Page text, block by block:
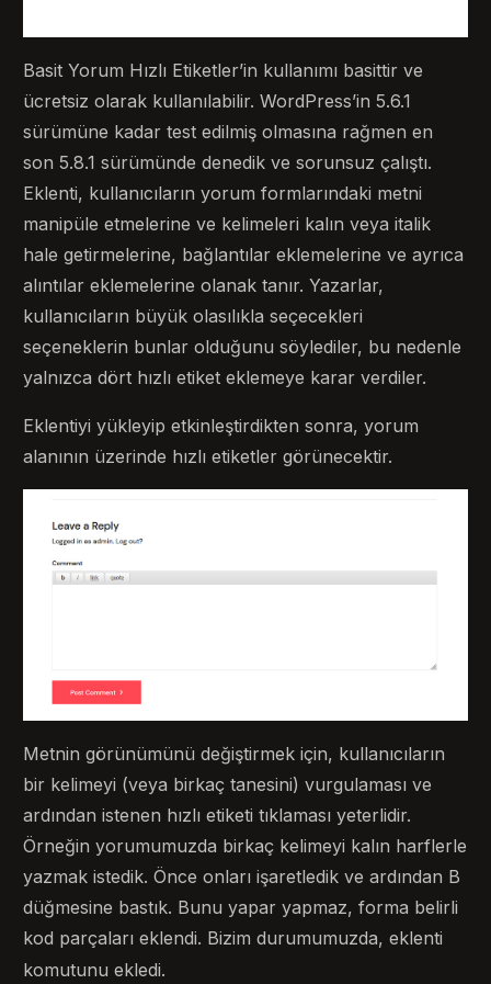
Basit Yorum Hızlı Etiketler’in kullanımı basittir ve
ücretsiz olarak kullanılabilir. WordPress’in 5.6.1
sürümüne kadar test edilmiş olmasına rağmen en
son 5.8.1 sürümünde denedik ve sorunsuz çalıştı.
Eklenti, kullanıcıların yorum formlarındaki metni
manipüle etmelerine ve kelimeleri kalın veya italik
hale getirmelerine, bağlantılar eklemelerine ve ayrıca
alıntılar eklemelerine olanak tanır. Yazarlar,
kullanıcıların büyük olasılıkla seçecekleri
seçeneklerin bunlar olduğunu söylediler, bu nedenle
yalnızca dört hızlı etiket eklemeye karar verdiler.
Eklentiyi yükleyip etkinleştirdikten sonra, yorum
alanının üzerinde hızlı etiketler görünecektir.
Metnin görünümünü değiştirmek için, kullanıcıların
bir kelimeyi (veya birkaç tanesini) vurgulaması ve
ardından istenen hızlı etiketi tıklaması yeterlidir.
Örneğin yorumumuzda birkaç kelimeyi kalın harflerle
yazmak istedik. Önce onları işaretledik ve ardından B
düğmesine bastık. Bunu yapar yapmaz, forma belirli
kod parçaları eklendi. Bizim durumumuzda, eklenti
komutunu ekledi.